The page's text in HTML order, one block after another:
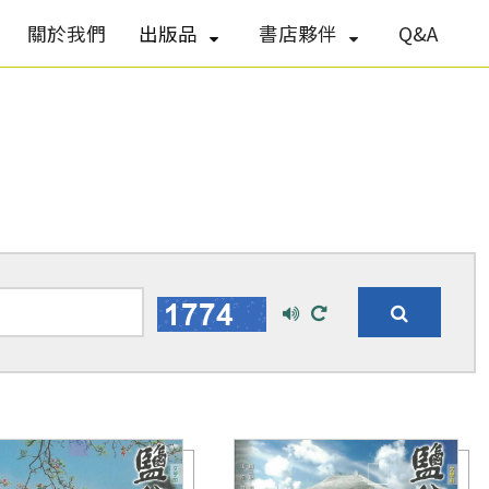
關於我們 出版品 書店夥伴 Q&A
播
語
換
張
搜
尋